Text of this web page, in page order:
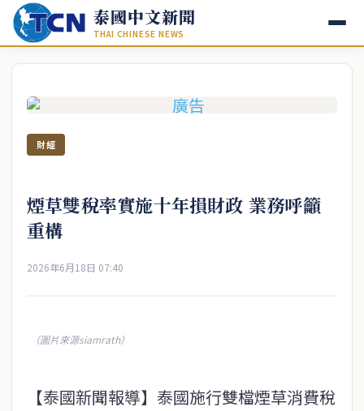
泰國中文新聞
THAI CHINESE NEWS
財經
煙草雙稅率實施十年損財政 業務呼籲
重構
2026年6月18日 07:40
（圖片來源siamrath）
【泰國新聞報導】泰國施行雙檔煙草消費稅